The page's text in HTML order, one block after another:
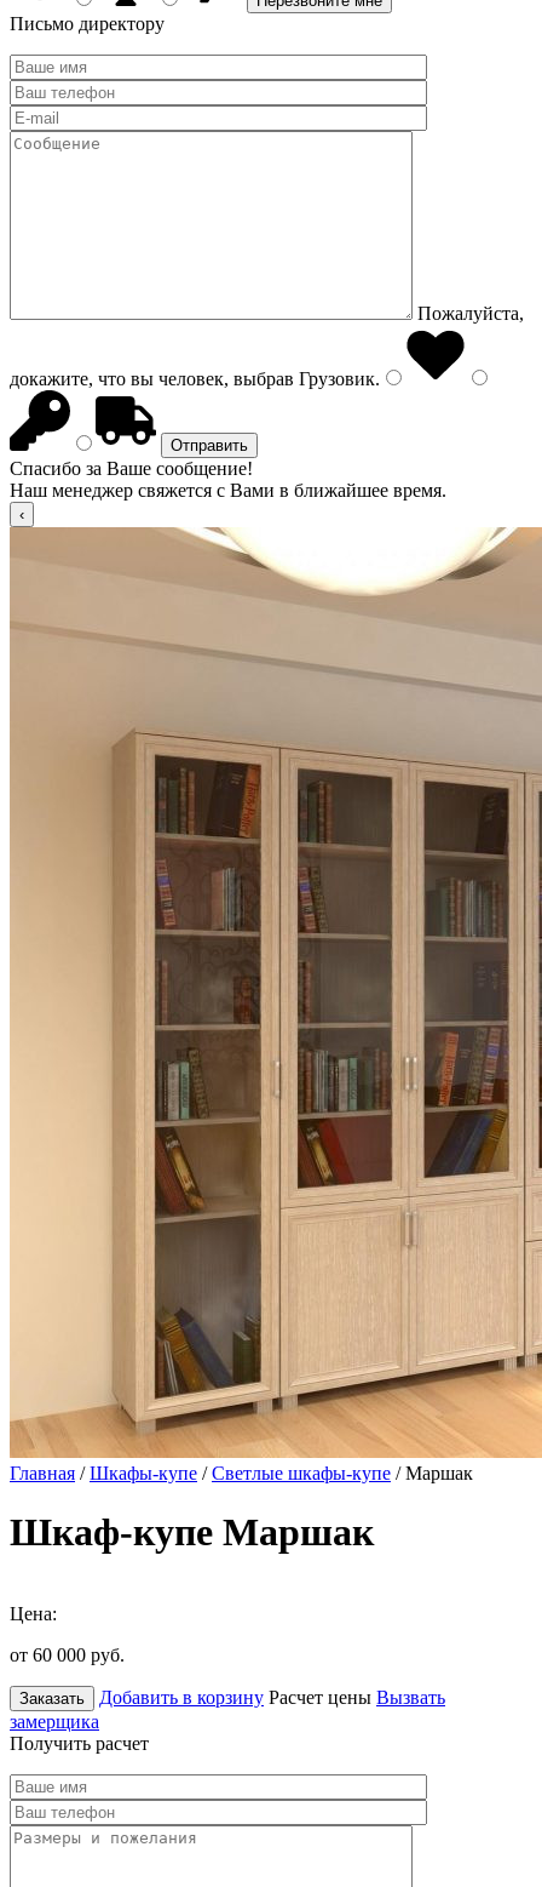
Письмо директору
Пожалуйста,
докажите, что вы человек, выбрав Грузовик.
Спасибо за Ваше сообщение!
Наш менеджер свяжется с Вами в ближайшее время.
Главная /Шкафы-купе /Светлые шкафы-купе / Маршак
Шкаф-купе Маршак
Цена:
от 60 000 руб.
Заказать Добавить в корзину Расчет цены Вызвать
замерщика
Получить расчет